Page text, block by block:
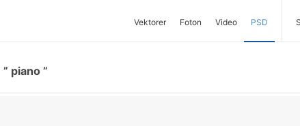
Vektorer Foton Video PSD
piano